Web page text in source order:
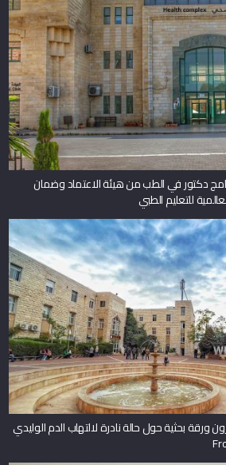
دكتور في الطب من هيئة الاعتماد وضمان
للتعليم الطبي
بحثية حول حالة نادرة لالتهاب الدم الوليدي